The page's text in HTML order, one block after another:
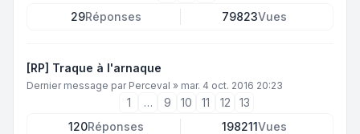
29Réponses 79823Vues
[RP] Traque à l'arnaque
Dernier message par Perceval » mar. 4 oct. 2016 20:23
1 … 9 10 11 12
13
120Réponses 198211Vues